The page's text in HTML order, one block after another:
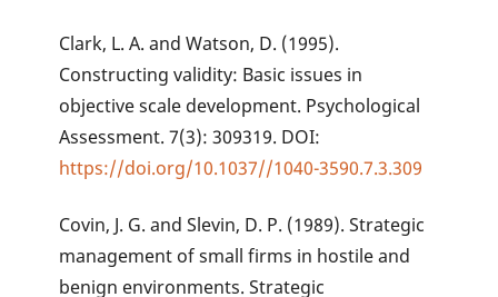
Clark, L. A. and Watson, D. (1995).
Constructing validity: Basic issues in
objective scale development. Psychological
Assessment. 7(3): 309319. DOI:
https://doi.org/10.1037//1040-3590.7.3.309
Covin, J. G. and Slevin, D. P. (1989). Strategic
management of small firms in hostile and
benign environments. Strategic